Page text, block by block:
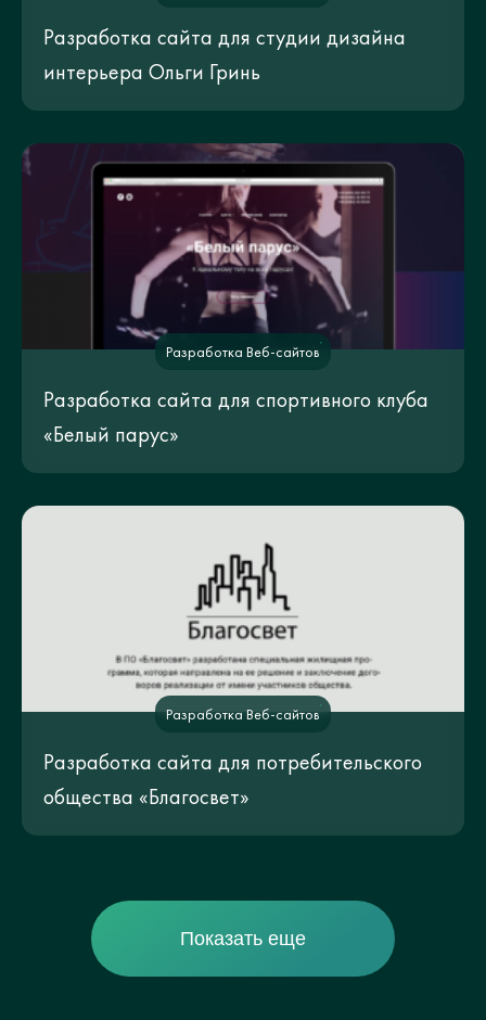
Разработка сайта для студии дизайна
интерьера Ольги Гринь
Разработка Веб-сайтов
Разработка сайта для спортивного клуба
«Белый парус»
Разработка Веб-сайтов
Разработка сайта для потребительского
общества «Благосвет»
Показать еще